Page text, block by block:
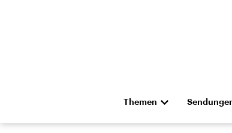
Themen
Die Nachrichten